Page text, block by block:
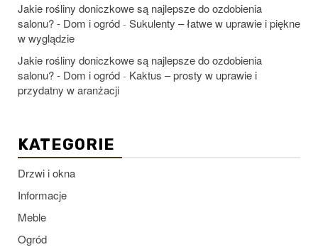
Jakie rośliny doniczkowe są najlepsze do ozdobienia
salonu? - Dom i ogród - Sukulenty – łatwe w uprawie i piękne
w wyglądzie
Jakie rośliny doniczkowe są najlepsze do ozdobienia
salonu? - Dom i ogród - Kaktus – prosty w uprawie i
przydatny w aranżacji
KATEGORIE
Drzwi i okna
Informacje
Meble
Ogród